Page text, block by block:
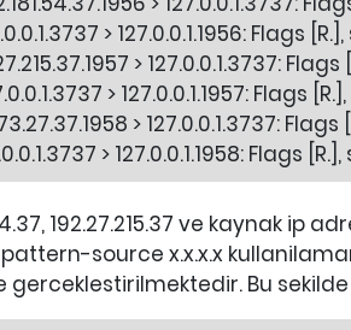
> 127.0.0.1.1956: Flags
> 127.0.0.1.3737:
> 127.0.0.1.1957: Flags
> 127.0.0.1.3737:
> 127.0.0.1.1958: Flags
192.27.215.37 ve kaynak
source x.x.x.x
Bu